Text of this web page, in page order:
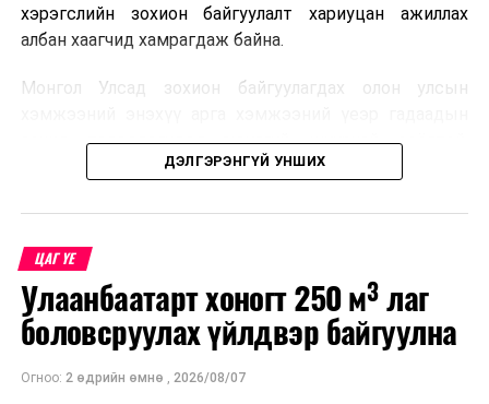
хэрэгслийн зохион байгуулалт хариуцан ажиллах
албан хаагчид хамрагдаж байна.
Монгол Улсад зохион байгуулагдах олон улсын
зочид, төлөөлөгчдөд аюулгүй, шуурхай, соёлтой,
мэргэжлийн түвшинд тээврийн үйлчилгээ үзүүлэх
зохион байгуулалтын онцлог, зочид, төлөөлөгчдийн
ангилал, үйлчилгээний стандарт, жолооч нарын үүрэг
хариуцлага, сахилга бат, үйлчилгээний соёл, ёс зүй,
мэргэжлийн харилцааны талаар нэгдсэн мэдээлэл
өгчээ.
ДЭЛГЭРЭНГҮЙ УНШИХ
ЦАГ ҮЕ
Улаанбаатарт хоногт 250 м³ лаг
боловсруулах үйлдвэр байгуулна
Огноо: 2 өдрийн өмнө , 2026/08/07